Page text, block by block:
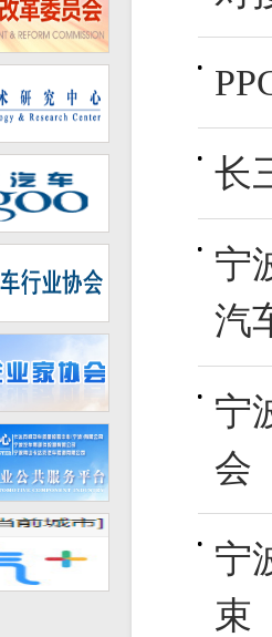
长
宁
汽
宁
会
宁
束